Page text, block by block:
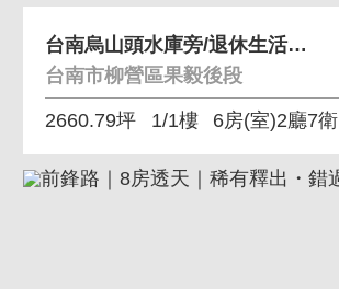
台南烏山頭水庫旁/退休生活好去處有合法資材室
台南市柳營區果毅後段
2660.79坪 1/1樓 6房(室)2廳7衛